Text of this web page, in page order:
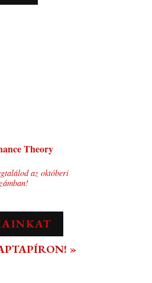
Theory
az októberi
»